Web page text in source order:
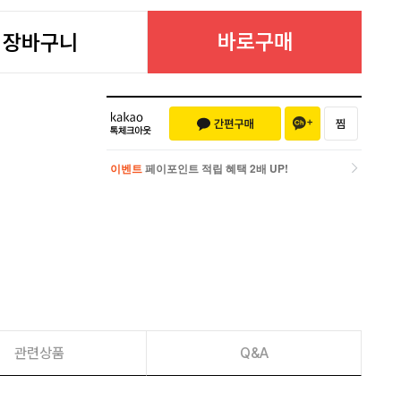
장바구니 바로구매
이벤트 페이포인트 적립 혜택 2배 UP!
관련상품 Q&A